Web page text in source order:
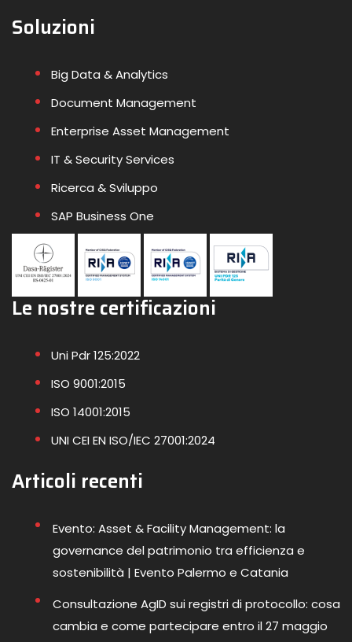
Soluzioni
Big Data & Analytics
Document Management
Enterprise Asset Management
IT & Security Services
Ricerca & Sviluppo
SAP Business One
Le nostre certificazioni
Uni Pdr 125:2022
ISO 9001:2015
ISO 14001:2015
UNI CEI EN ISO/IEC 27001:2024
Articoli recenti
Evento: Asset & Facility Management: la
governance del patrimonio tra efficienza e
sostenibilità | Evento Palermo e Catania
Consultazione AgID sui registri di protocollo: cosa
cambia e come partecipare entro il 27 maggio